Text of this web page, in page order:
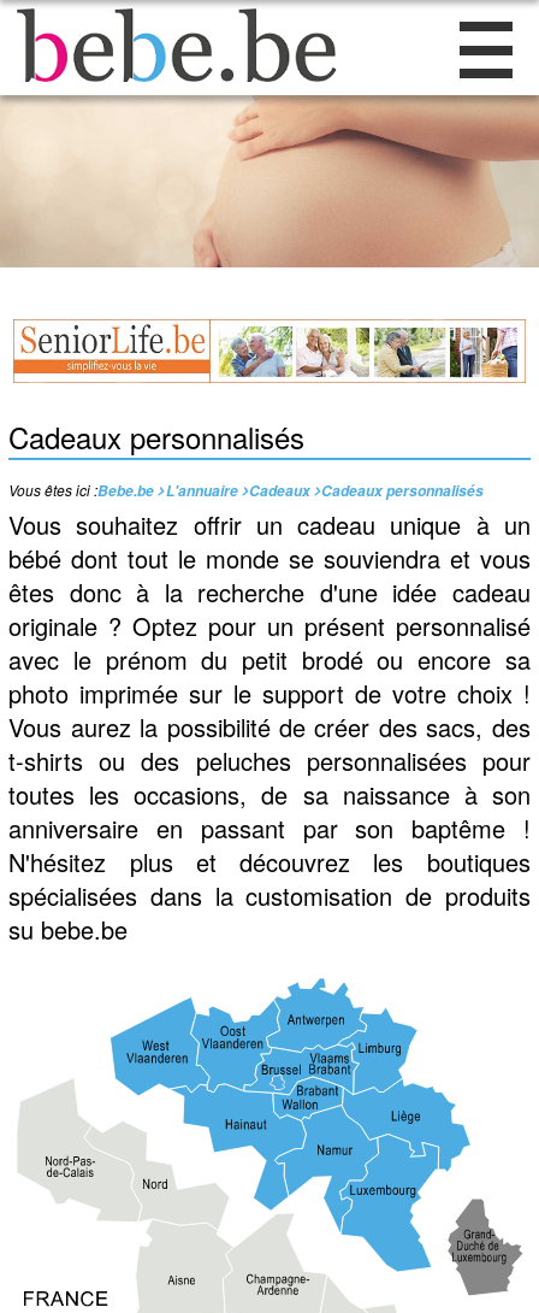
Cadeaux personnalisés
Vous êtes ici :Bebe.be L'annuaire Cadeaux Cadeaux personnalisés
Vous souhaitez offrir un cadeau unique à un
bébé dont tout le monde se souviendra et vous
êtes donc à la recherche d'une idée cadeau
originale ? Optez pour un présent personnalisé
avec le prénom du petit brodé ou encore sa
photo imprimée sur le support de votre choix !
Vous aurez la possibilité de créer des sacs, des
t-shirts ou des peluches personnalisées pour
toutes les occasions, de sa naissance à son
anniversaire en passant par son baptême !
N'hésitez plus et découvrez les boutiques
spécialisées dans la customisation de produits
su bebe.be